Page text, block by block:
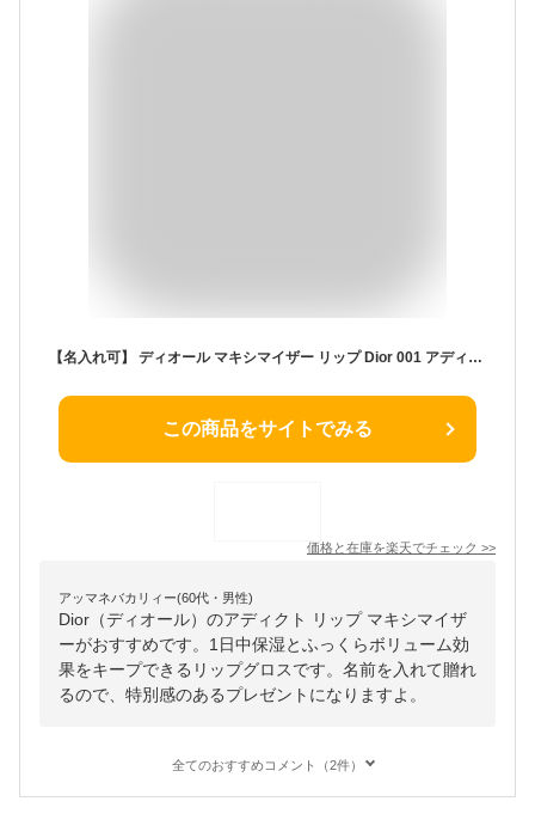
【名入れ可】 ディオール マキシマイザー リップ Dior 001 アディクト リップ リップティント リップケア プランパー リッププランパー グロス コスメ 化粧品 レディース ブランド 新品 ギフト スキンケア プレゼント 女性 誕生日 女友達
この商品をサイトでみる
価格と在庫を楽天でチェック >>
アッマネバカリィー(60代・男性)
Dior（ディオール）のアディクト リップ マキシマイザ
ーがおすすめです。1日中保湿とふっくらボリューム効
果をキープできるリップグロスです。名前を入れて贈れ
るので、特別感のあるプレゼントになりますよ。
全てのおすすめコメント（2件）